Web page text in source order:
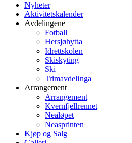
Nyheter
Aktivitetskalender
Avdelingene
Fotball
Hersjøhytta
Idrettskolen
Skiskyting
Ski
Trimavdelinga
Arrangement
Arrangement
Kvernfjellrennet
Nealøpet
Neasprinten
Kjøp og Salg